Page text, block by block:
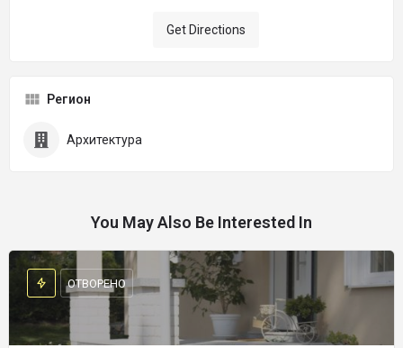
Get Directions
Регион
Архитектура
You May Also Be Interested In
ОТВОРЕНО